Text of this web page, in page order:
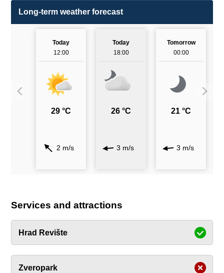
Long-term weather forecast
Today
12:00
29 °C
2 m/s
Today
18:00
26 °C
3 m/s
Tomorrow
00:00
21 °C
3 m/s
Services and attractions
Hrad Revište
Zveropark